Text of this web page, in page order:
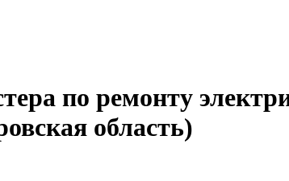
по ремонту
область)